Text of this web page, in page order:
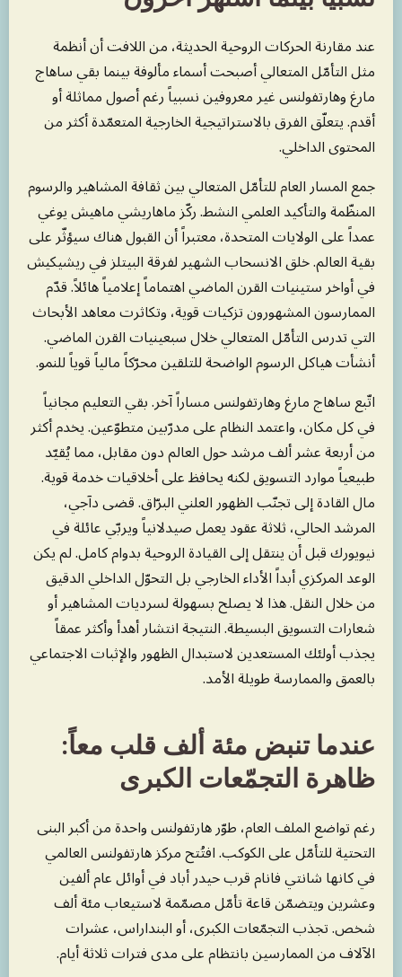
عند مقارنة الحركات الروحية الحديثة، من اللافت أن أنظمة
مثل التأمّل المتعالي أصبحت أسماء مألوفة بينما بقي ساهاج
مارغ وهارتفولنس غير معروفين نسبياً رغم أصول مماثلة أو
أقدم. يتعلّق الفرق بالاستراتيجية الخارجية المتعمّدة أكثر من
المحتوى الداخلي.
جمع المسار العام للتأمّل المتعالي بين ثقافة المشاهير والرسوم
المنظّمة والتأكيد العلمي النشط. ركّز ماهاريشي ماهيش يوغي
عمداً على الولايات المتحدة، معتبراً أن القبول هناك سيؤثّر على
بقية العالم. خلق الانسحاب الشهير لفرقة البيتلز في ريشيكيش
في أواخر ستينيات القرن الماضي اهتماماً إعلامياً هائلاً. قدّم
الممارسون المشهورون تزكيات قوية، وتكاثرت معاهد الأبحاث
التي تدرس التأمّل المتعالي خلال سبعينيات القرن الماضي.
أنشأت هياكل الرسوم الواضحة للتلقين محرّكاً مالياً قوياً للنمو.
اتّبع ساهاج مارغ وهارتفولنس مساراً آخر. بقي التعليم مجانياً
في كل مكان، واعتمد النظام على مدرّبين متطوّعين. يخدم أكثر
من أربعة عشر ألف مرشد حول العالم دون مقابل، مما يُقيّد
طبيعياً موارد التسويق لكنه يحافظ على أخلاقيات خدمة قوية.
مال القادة إلى تجنّب الظهور العلني البرّاق. قضى دآجي،
المرشد الحالي، ثلاثة عقود يعمل صيدلانياً ويربّي عائلة في
نيويورك قبل أن ينتقل إلى القيادة الروحية بدوام كامل. لم يكن
الوعد المركزي أبداً الأداء الخارجي بل التحوّل الداخلي الدقيق
من خلال النقل. هذا لا يصلح بسهولة لسرديات المشاهير أو
شعارات التسويق البسيطة. النتيجة انتشار أهدأ وأكثر عمقاً
يجذب أولئك المستعدين لاستبدال الظهور والإثبات الاجتماعي
بالعمق والممارسة طويلة الأمد.
عندما تنبض مئة ألف قلب معاً:
ظاهرة التجمّعات الكبرى
رغم تواضع الملف العام، طوّر هارتفولنس واحدة من أكبر البنى
التحتية للتأمّل على الكوكب. افتُتح مركز هارتفولنس العالمي
في كانها شانتي فانام قرب حيدر أباد في أوائل عام ألفين
وعشرين ويتضمّن قاعة تأمّل مصمّمة لاستيعاب مئة ألف
شخص. تجذب التجمّعات الكبرى، أو البنداراس، عشرات
الآلاف من الممارسين بانتظام على مدى فترات ثلاثة أيام.